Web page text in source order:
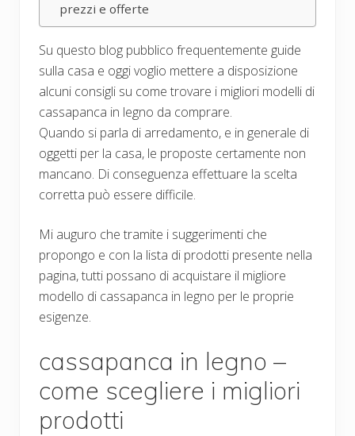
prezzi e offerte
Su questo blog pubblico frequentemente guide
sulla casa e oggi voglio mettere a disposizione
alcuni consigli su come trovare i migliori modelli di
cassapanca in legno da comprare.
Quando si parla di arredamento, e in generale di
oggetti per la casa, le proposte certamente non
mancano. Di conseguenza effettuare la scelta
corretta può essere difficile.
Mi auguro che tramite i suggerimenti che
propongo e con la lista di prodotti presente nella
pagina, tutti possano di acquistare il migliore
modello di cassapanca in legno per le proprie
esigenze.
cassapanca in legno –
come scegliere i migliori
prodotti